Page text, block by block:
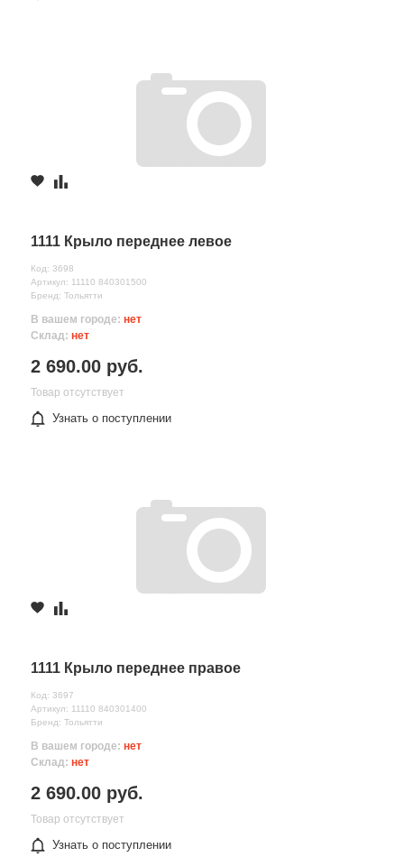
1111 Крыло переднее левое
Код: 3698
Артикул: 11110 840301500
Бренд: Тольятти
В вашем городе: нет
Склад: нет
2 690.00 руб.
Товар отсутствует
Узнать о поступлении
1111 Крыло переднее правое
Код: 3697
Артикул: 11110 840301400
Бренд: Тольятти
В вашем городе: нет
Склад: нет
2 690.00 руб.
Товар отсутствует
Узнать о поступлении